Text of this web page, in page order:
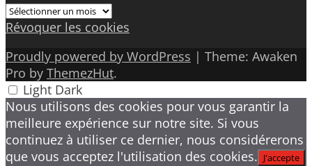
Archives
Révoquer les cookies
Proudly powered by WordPress | Theme: Awaken
Pro by ThemezHut.
Light Dark
Nous utilisons des cookies pour vous garantir la
meilleure expérience sur notre site. Si vous
continuez à utiliser ce dernier, nous considérerons
que vous acceptez l'utilisation des cookies. J'accepte